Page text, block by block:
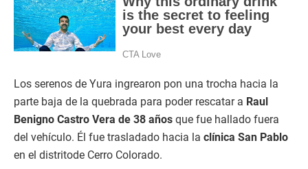
Los serenos de Yura ingrearon pon una trocha hacia la
parte baja de la quebrada para poder rescatar a Raul
Benigno Castro Vera de 38 años que fue hallado fuera
del vehículo. Él fue trasladado hacia la clínica San Pablo
en el distritode Cerro Colorado.